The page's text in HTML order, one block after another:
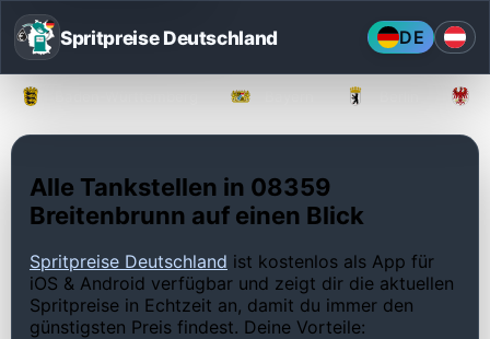
Spritpreise Deutschland DE
Alle Tankstellen in 08359
Breitenbrunn auf einen Blick
Spritpreise Deutschland ist kostenlos als App für
iOS & Android verfügbar und zeigt dir die aktuellen
Spritpreise in Echtzeit an, damit du immer den
günstigsten Preis findest. Deine Vorteile: